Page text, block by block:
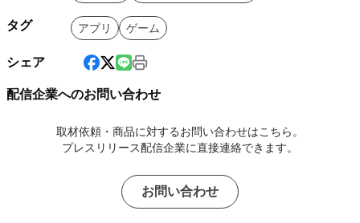
タグ アプリ ゲーム
シェア
配信企業へのお問い合わせ
取材依頼・商品に対するお問い合わせはこちら。
プレスリリース配信企業に直接連絡できます。
お問い合わせ